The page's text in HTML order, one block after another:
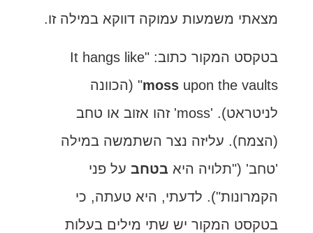
מצאתי משמעות עמוקה דווקא במילה זו.
בטקסט המקור כתוב: "It hangs like
mossupon the vaults" (הכוונה
לניטראט). 'moss' זהו אזוב או טחב
(הצמח). עליזה נצר השתמשה במילה
'טחב' ("תלויה היא בטחב על פני
הקמרונות"). לדעתי, היא טעתה, כי
בטקסט המקור יש שתי מילים בעלות